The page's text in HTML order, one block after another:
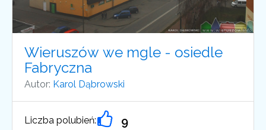
Wieruszów we mgle - osiedle
Fabryczna
Autor: Karol Dąbrowski
Liczba polubień: 9